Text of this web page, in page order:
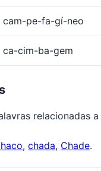
cam-pe-fa-gí-neo
ca-cim-ba-gem
relacionadas a
, chada, Chade.